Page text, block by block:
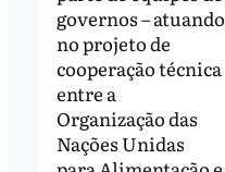
governos – atuando
no projeto de
cooperação técnica
entre a
Organização das
Nações Unidas